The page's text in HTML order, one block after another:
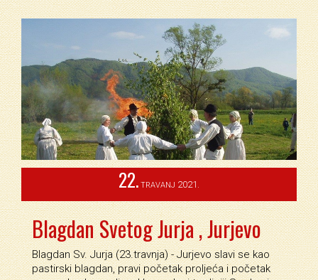
22. TRAVANJ 2021.
Blagdan Svetog Jurja , Jurjevo
Blagdan Sv. Jurja (23.travnja) - Jurjevo slavi se kao
pastirski blagdan, pravi početak proljeća i početak